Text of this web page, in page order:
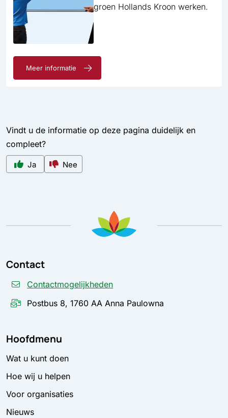
groen Hollands Kroon werken.
Meer informatie
Vindt u de informatie op deze pagina duidelijk en
compleet?
Ja Nee
Contact
Contactmogelijkheden
Postbus 8, 1760 AA Anna Paulowna
Hoofdmenu
Wat u kunt doen
Hoe wij u helpen
Voor organisaties
Nieuws